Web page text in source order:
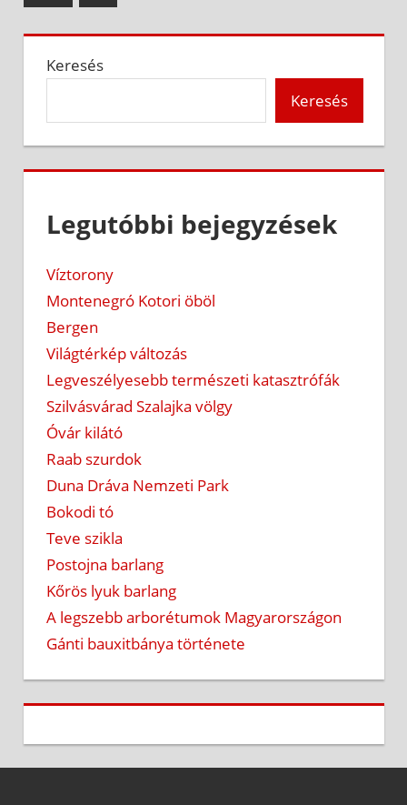
Posts
Keresés
Keresés
Legutóbbi bejegyzések
Víztorony
Montenegró Kotori öböl
Bergen
Világtérkép változás
Legveszélyesebb természeti katasztrófák
Szilvásvárad Szalajka völgy
Óvár kilátó
Raab szurdok
Duna Dráva Nemzeti Park
Bokodi tó
Teve szikla
Postojna barlang
Kőrös lyuk barlang
A legszebb arborétumok Magyarországon
Gánti bauxitbánya története